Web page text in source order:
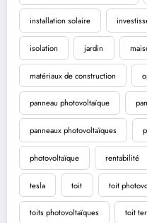
installation solaire
isolation jardin
matériaux de construction
panneau photovoltaïque
panneaux photovoltaïques
photovoltaïque rentabilité
tesla toit toit
toits photovoltaïques toit